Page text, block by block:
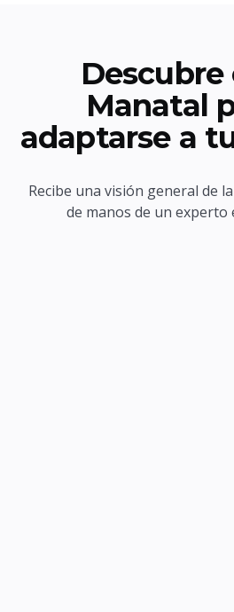
Manatal
adaptarse a
Recibe una visión general de
de manos de un experto